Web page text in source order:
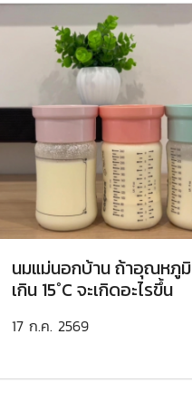
นมแม่นอกบ้าน ถ้าอุณหภูมิ
เกิน 15°C จะเกิดอะไรขึ้น
17 ก.ค. 2569